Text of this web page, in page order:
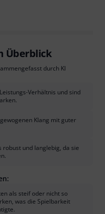
Überblick
durch KI
Verhältnis und sind
Klang mit guter
und langlebig, da sie
als steif oder nicht so
was die Spielbarkeit